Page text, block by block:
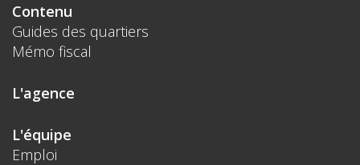
Contenu
Guides des quartiers
Mémo fiscal
L'agence
L'équipe
Emploi